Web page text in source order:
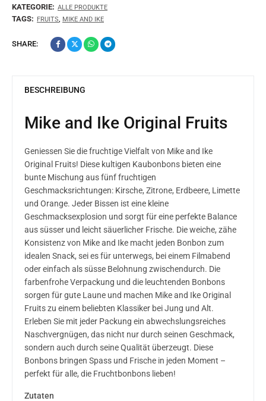
KATEGORIE: ALLE PRODUKTE
TAGS: FRUITS MIKE AND IKE
SHARE:
BESCHREIBUNG
Mike and Ike Original Fruits
Geniessen Sie die fruchtige Vielfalt von Mike and Ike
Original Fruits! Diese kultigen Kaubonbons bieten eine
bunte Mischung aus fünf fruchtigen
Geschmacksrichtungen: Kirsche, Zitrone, Erdbeere, Limette
und Orange. Jeder Bissen ist eine kleine
Geschmacksexplosion und sorgt für eine perfekte Balance
aus süsser und leicht säuerlicher Frische. Die weiche, zähe
Konsistenz von Mike and Ike macht jeden Bonbon zum
idealen Snack, sei es für unterwegs, bei einem Filmabend
oder einfach als süsse Belohnung zwischendurch. Die
farbenfrohe Verpackung und die leuchtenden Bonbons
sorgen für gute Laune und machen Mike and Ike Original
Fruits zu einem beliebten Klassiker bei Jung und Alt.
Erleben Sie mit jeder Packung ein abwechslungsreiches
Naschvergnügen, das nicht nur durch seinen Geschmack,
sondern auch durch seine Qualität überzeugt. Diese
Bonbons bringen Spass und Frische in jeden Moment –
perfekt für alle, die Fruchtbonbons lieben!
Zutaten